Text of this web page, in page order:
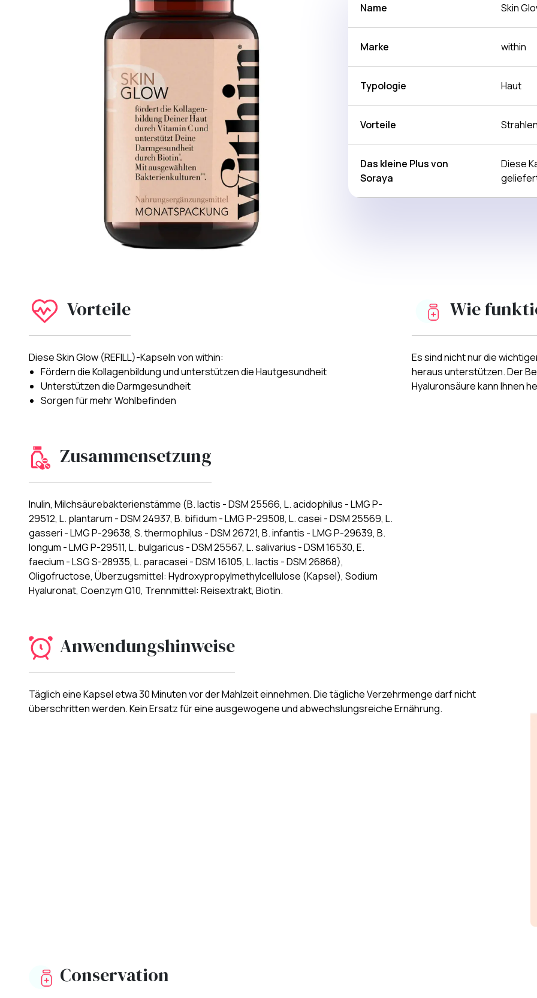
Name Skin
Marke within
Typologie Haut
Vorteile
Das kleine Plus von
Soraya
Diese
Vorteile
Diese Skin Glow (REFILL)-Kapseln von within:
Fördern die Kollagenbildung und unterstützen die Hautgesundheit
Unterstützen die Darmgesundheit
Sorgen für mehr Wohlbefinden
Wie
Es sind nicht nur die
heraus unterstützen. Der
Hyaluronsäure kann Ihnen
Zusammensetzung
Inulin, Milchsäurebakterienstämme (B. lactis - DSM 25566, L. acidophilus - LMG P-
29512, L. plantarum - DSM 24937, B. bifidum - LMG P-29508, L. casei - DSM 25569, L.
gasseri - LMG P-29638, S. thermophilus - DSM 26721, B. infantis - LMG P-29639, B.
longum - LMG P-29511, L. bulgaricus - DSM 25567, L. salivarius - DSM 16530, E.
faecium - LSG S-28935, L. paracasei - DSM 16105, L. lactis - DSM 26868),
Oligofructose, Überzugsmittel: Hydroxypropylmethylcellulose (Kapsel), Sodium
Hyaluronat, Coenzym Q10, Trennmittel: Reisextrakt, Biotin.
Anwendungshinweise
Täglich eine Kapsel etwa 30 Minuten vor der Mahlzeit einnehmen. Die tägliche Verzehrmenge darf nicht
überschritten werden. Kein Ersatz für eine ausgewogene und abwechslungsreiche Ernährung.
Conservation